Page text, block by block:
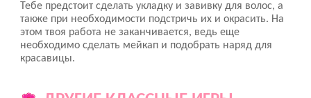
Тебе предстоит сделать укладку и завивку для волос, а
также при необходимости подстричь их и окрасить. На
этом твоя работа не заканчивается, ведь еще
необходимо сделать мейкап и подобрать наряд для
красавицы.